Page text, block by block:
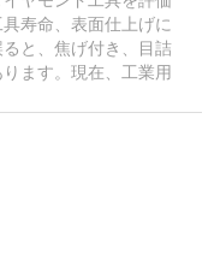
寿命、表面仕上げに
と、焦げ付き、目詰
ます。現在、工業用